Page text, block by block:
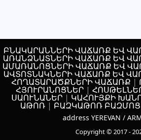
ԲՆԱԿԱՐԱՆՆԵՐԻ ՎԱՃԱՌՔ ԵՎ
ԱՌԱՆՁՆԱՏՆԵՐԻ ՎԱՃԱՌՔ ԵՎ
ԱՄԱՌԱՆՈՑՆԵՐԻ ՎԱՃԱՌՔ ԵՎ
ԱՎՏՈՏՆԱԿՆԵՐԻ ՎԱՃԱՌՔ ԵՎ
ՀՈՂԱՏԱՐԱԾՔՆԵՐԻ ՎԱՃԱՌՔ |
ՀՅՈՒՐԱՆՈՑՆԵՐ|
ՍԱՈՒՆԱՆԵՐ | ԿԱՀՈՒՅՔԻ
ԱԹՈՌ| ԲԱԶԿԱԹՈՌ ԲԱԶՄՈՑ
address YEREVAN /
Copyright © 2017 -